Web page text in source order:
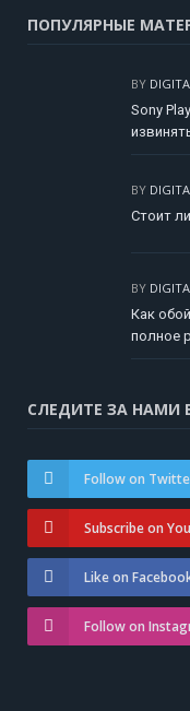
ПОПУЛЯРНЫЕ
BY
Sony
BY
Стоит
BY
Как
полное
СЛЕДИТЕ ЗА НАМИ
Follow on
Subscribe on
Like on
Follow on